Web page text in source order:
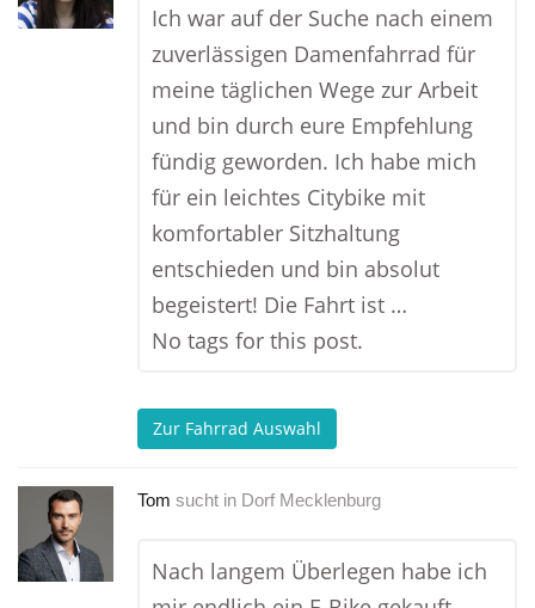
Ich war auf der Suche nach einem
zuverlässigen Damenfahrrad für
meine täglichen Wege zur Arbeit
und bin durch eure Empfehlung
fündig geworden. Ich habe mich
für ein leichtes Citybike mit
komfortabler Sitzhaltung
entschieden und bin absolut
begeistert! Die Fahrt ist …
No tags for this post.
Zur Fahrrad Auswahl
Tom sucht in Dorf Mecklenburg
Nach langem Überlegen habe ich